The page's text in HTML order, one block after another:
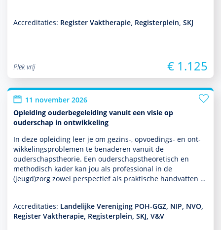
Accreditaties: Register Vaktherapie, Registerplein, SKJ
Plek vrij € 1.125
11 november 2026
Opleiding ouderbegeleiding vanuit een visie op
ouderschap in ontwikkeling
In deze opleiding leer je om gezins-, opvoedings- en ont­
wikke­lingspro­ble­men te benaderen vanuit de
ouderschapstheorie. Een ouderschapstheore­tisch en
metho­disch kader kan jou als professional in de
(jeugd)zorg zowel perspec­tief als prak­tische handvatten …
Accreditaties: Landelijke Vereniging POH-GGZ, NIP, NVO,
Register Vaktherapie, Registerplein, SKJ, V&V